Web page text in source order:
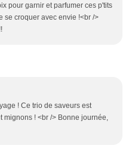
pour garnir et parfumer ces p'tits
se croquer avec envie !<br />
! Ce trio de saveurs est
mignons ! <br /> Bonne journée,